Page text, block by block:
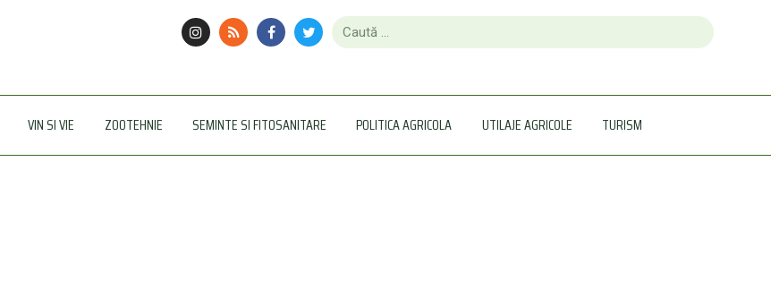
VIN SI VIE ZOOTEHNIE SEMINTE SI FITOSANITARE POLITICA AGRICOLA UTILAJE AGRICOLE TURISM